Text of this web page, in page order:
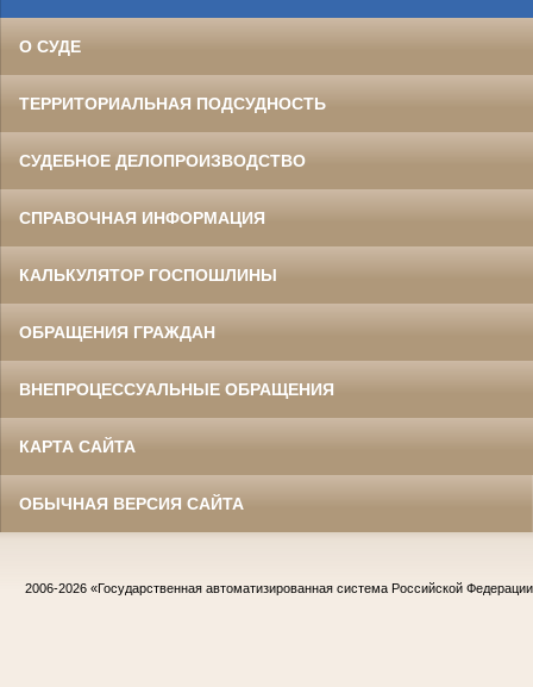
О СУДЕ
ТЕРРИТОРИАЛЬНАЯ ПОДСУДНОСТЬ
СУДЕБНОЕ ДЕЛОПРОИЗВОДСТВО
СПРАВОЧНАЯ ИНФОРМАЦИЯ
КАЛЬКУЛЯТОР ГОСПОШЛИНЫ
ОБРАЩЕНИЯ ГРАЖДАН
ВНЕПРОЦЕССУАЛЬНЫЕ ОБРАЩЕНИЯ
КАРТА САЙТА
ОБЫЧНАЯ ВЕРСИЯ САЙТА
2006-2026 «Государственная автоматизированная система Российской